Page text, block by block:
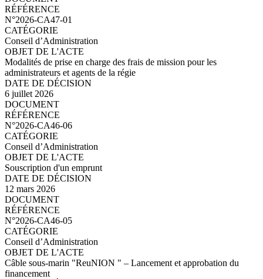
N°2026-CA47-01
Conseil d’Administration
Modalités de prise en charge des frais de mission pour les
administrateurs et agents de la régie
6 juillet 2026
N°2026-CA46-06
Conseil d’Administration
Souscription d'un emprunt
12 mars 2026
N°2026-CA46-05
Conseil d’Administration
Câble sous-marin "ReuNION " – Lancement et approbation du
financement